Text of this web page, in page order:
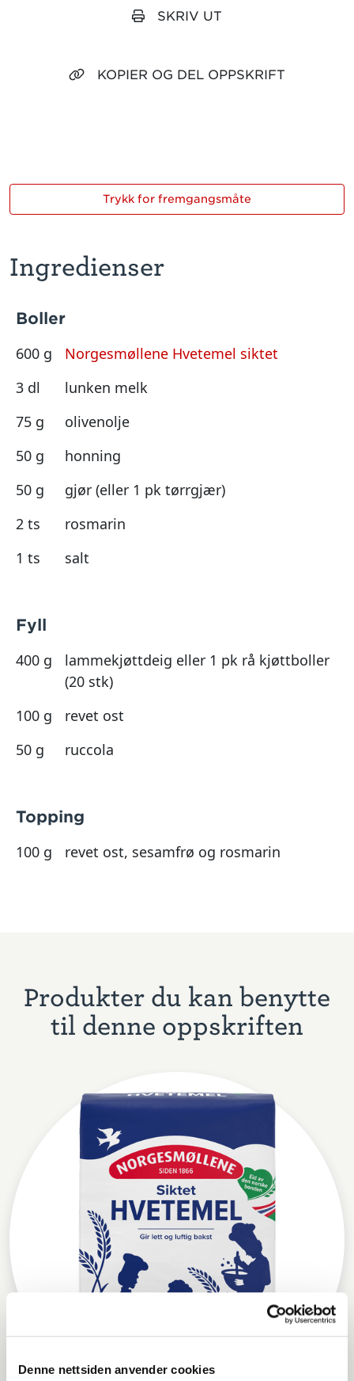
Denne nettsiden anvender cookies
SKRIV UT
KOPIER OG DEL OPPSKRIFT
Ingredienser
Boller
600 g
Norgesmøllene Hvetemel siktet
3 dl
lunken melk
75 g
olivenolje
50 g
honning
50 g
gjør (eller 1 pk tørrgjær)
2 ts
rosmarin
1 ts
salt
Fyll
400 g
lammekjøttdeig eller 1 pk rå kjøttboller
(20 stk)
100 g
revet ost
50 g
ruccola
Topping
100 g
revet ost, sesamfrø og rosmarin
Trykk for fremgangsmåte
Produkter du kan benytte
til denne oppskriften